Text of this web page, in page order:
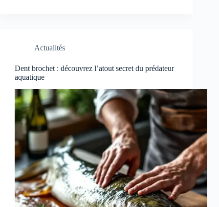
Actualités
Dent brochet : découvrez l’atout secret du prédateur
aquatique